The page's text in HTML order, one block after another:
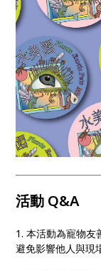
活動 Q&A
1. 本活動為寵物友
避免影響他人與現